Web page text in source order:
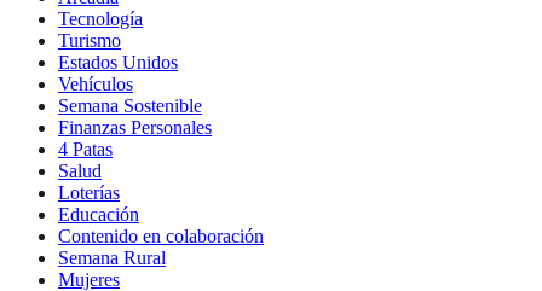
Tecnología
Turismo
Estados Unidos
Vehículos
Semana Sostenible
Finanzas Personales
4 Patas
Salud
Loterías
Educación
Contenido en colaboración
Semana Rural
Mujeres